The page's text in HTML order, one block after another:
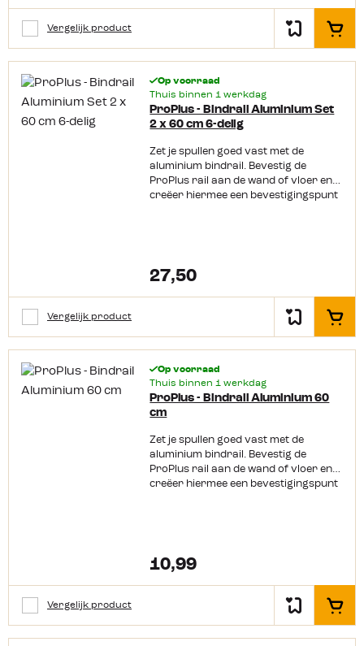
Vergelijk product In het
Op voorraad
Thuis binnen 1 werkdag
ProPlus - Bindrail Aluminium Set
2 x 60 cm 6-delig
Zet je spullen goed vast met de
aluminium bindrail. Bevestig de
ProPlus rail aan de wand of vloer en
creëer hiermee een bevestigingspunt
Breeklast 500 kg Inclusief bindogen
Inclusief bevestigingsmateriaal Te
monteren op de wand of op de vloer
27,50
Vergelijk product In het
Op voorraad
Thuis binnen 1 werkdag
ProPlus - Bindrail Aluminium 60
cm
Zet je spullen goed vast met de
aluminium bindrail. Bevestig de
ProPlus rail aan de wand of vloer en
creëer hiermee een bevestigingspunt
wordt geleverd zonder bind en/of sjor
oog. Productkenmerken: Lengte 60
cm Breeklast 500 kg Exclusief
bevestigingsmateriaal Te monteren
10,99
Vergelijk product In het